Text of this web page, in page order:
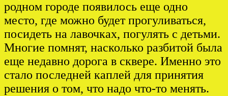
родном городе появилось еще одно
место, где можно будет прогуливаться,
посидеть на лавочках, погулять с детьми.
Многие помнят, насколько разбитой была
еще недавно дорога в сквере. Именно это
стало последней каплей для принятия
решения о том, что надо что-то менять.